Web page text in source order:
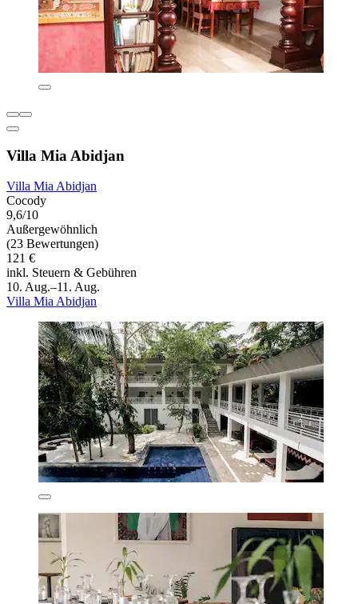
Villa Mia Abidjan
Villa Mia Abidjan
Cocody
9,6/10
Außergewöhnlich
(23 Bewertungen)
121 €
inkl. Steuern & Gebühren
10. Aug.–11. Aug.
Villa Mia Abidjan